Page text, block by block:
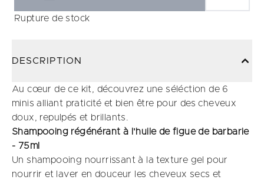
Rupture de stock
DESCRIPTION
Au cœur de ce kit, découvrez une séléction de 6
minis alliant praticité et bien être pour des cheveux
doux, repulpés et brillants.
Shampooing régénérant à l'huile de figue de barbarie
- 75ml
Un shampooing nourrissant à la texture gel pour
nourrir et laver en douceur les cheveux secs et